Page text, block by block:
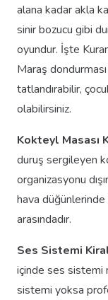
alana kadar akla
sinir bozucu gibi
oyundur. İşte
Maraş
tatlandırabilir,
olabilirsiniz.
Kokteyl Masası
duruş sergileyen
organizasyonu
hava
arasındadır.
Ses Sistemi
içinde ses sistemi
sistemi yoksa